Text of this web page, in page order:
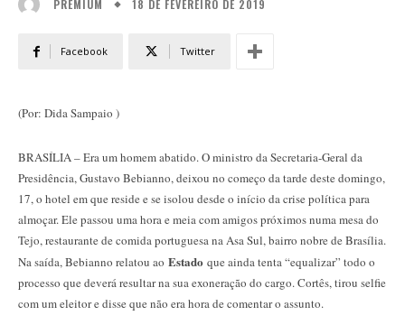
PREMIUM 18 DE FEVEREIRO DE 2019
Facebook Twitter
(Por: Dida Sampaio )
BRASÍLIA – Era um homem abatido. O ministro da Secretaria-Geral da
Presidência, Gustavo Bebianno, deixou no começo da tarde deste domingo,
17, o hotel em que reside e se isolou desde o início da crise política para
almoçar. Ele passou uma hora e meia com amigos próximos numa mesa do
Tejo, restaurante de comida portuguesa na Asa Sul, bairro nobre de Brasília.
Na saída, Bebianno relatou ao Estado que ainda tenta “equalizar” todo o
processo que deverá resultar na sua exoneração do cargo. Cortês, tirou selfie
com um eleitor e disse que não era hora de comentar o assunto.